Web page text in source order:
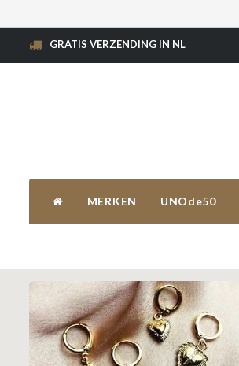
GRATIS VERZENDING IN NL
MERKEN UNOde50